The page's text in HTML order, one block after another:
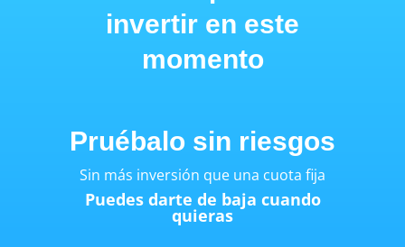
invertir en este
momento
Pruébalo sin riesgos
Sin más inversión que una cuota fija
Puedes darte de baja cuando
quieras